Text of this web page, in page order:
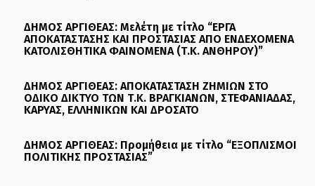
ΔΗΜΟΣ ΑΡΓΙΘΕΑΣ: Μελέτη με τίτλο “ΕΡΓΑ
ΑΠΟΚΑΤΑΣΤΑΣΗΣ ΚΑΙ ΠΡΟΣΤΑΣΙΑΣ ΑΠΟ ΕΝΔΕΧΟΜΕΝΑ
ΚΑΤΟΛΙΣΘΗΤΙΚΑ ΦΑΙΝΟΜΕΝΑ (Τ.Κ. ΑΝΘΗΡΟΥ)”
ΔΗΜΟΣ ΑΡΓΙΘΕΑΣ: ΑΠΟΚΑΤΑΣΤΑΣΗ ΖΗΜΙΩΝ ΣΤΟ
ΟΔΙΚΟ ΔΙΚΤΥΟ ΤΩΝ Τ.Κ. ΒΡΑΓΚΙΑΝΩΝ, ΣΤΕΦΑΝΙΑΔΑΣ,
ΚΑΡΥΑΣ, ΕΛΛΗΝΙΚΩΝ ΚΑΙ ΔΡΟΣΑΤΟ
ΔΗΜΟΣ ΑΡΓΙΘΕΑΣ: Προμήθεια με τίτλο “ΕΞΟΠΛΙΣΜΟΙ
ΠΟΛΙΤΙΚΗΣ ΠΡΟΣΤΑΣΙΑΣ”